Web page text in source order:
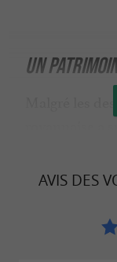
UN
Malgré les
L’église
Le
AVIS DES